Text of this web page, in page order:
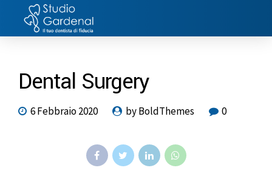
Dental Surgery
6 Febbraio 2020 by BoldThemes 0